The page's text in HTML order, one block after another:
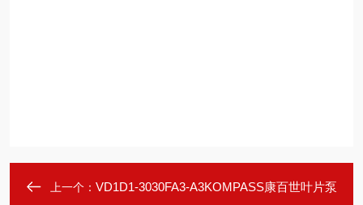
上一个： VD1D1-3030FA3-A3KOMPASS康百世叶片泵